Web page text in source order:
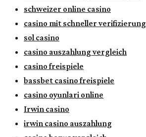
schweizer online casino
casino mit schneller verifizierung
sol casino
casino auszahlung vergleich
casino freispiele
bassbet casino freispiele
casino oyunlari online
Irwin casino
irwin casino auszahlung